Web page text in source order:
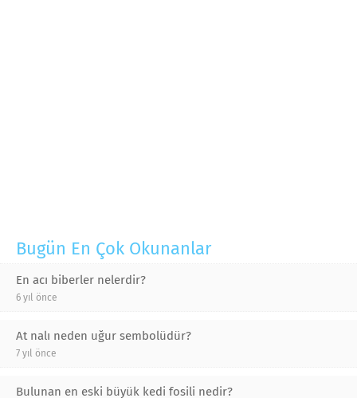
Bugün En Çok Okunanlar
En acı biberler nelerdir?
6 yıl önce
At nalı neden uğur sembolüdür?
7 yıl önce
Bulunan en eski büyük kedi fosili nedir?